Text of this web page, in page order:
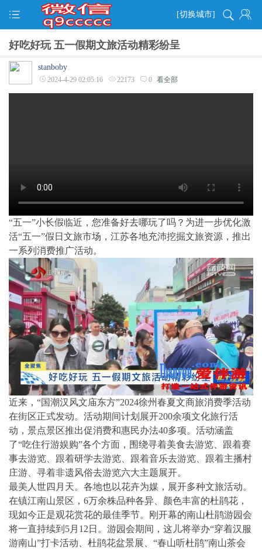
[切换城市]
好吃好玩 五一假期文旅活动精彩纷呈
stanboby
2024-4-29 02:05:16 22173 0 看全部
“五一”小长假临近，您准备好去哪玩了吗？为进一步优化激
活“五一”假日文旅市场，江苏各地充沛挖掘文旅资源，推出
一系列消费推广活动。
近来，“国潮汉风文庙东方”2024徐州春夏文商旅消费季活动
在街区正式发动。活动期间计划展开200余项文化旅行活
动，景点景区推出促消费和惠民办法40多项。活动涵盖
了“吃住行游娱购”各个方面，围绕寻着美食去游览、跟着赛
事去游览、跟着研学去游览、跟着音乐去游览、跟着主播村
庄游、寻着非遗风俗去游览六大主题展开。
最美人世四月天。各地也以花卉为媒，展开多种文旅活动。
在镇江南山景区，6万余株品种各异、颜色丰富的杜鹃花，
现如今正是观花赏花的最佳季节。刚开幕的南山杜鹃游园会
将一直持续到5月12日。游园会期间，这儿将举办“穿着汉服
游南山”打卡活动、杜鹃花盆景展、“春山听杜鹃”南山茶会